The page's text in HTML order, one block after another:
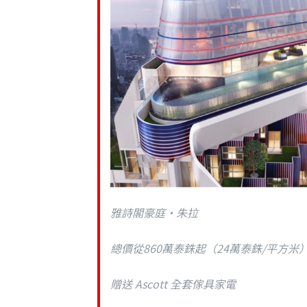
雅詩閣豪庭•朱拉
總價從860萬泰銖起（24萬泰銖/平方米
贈送 Ascott 全套傢具家電